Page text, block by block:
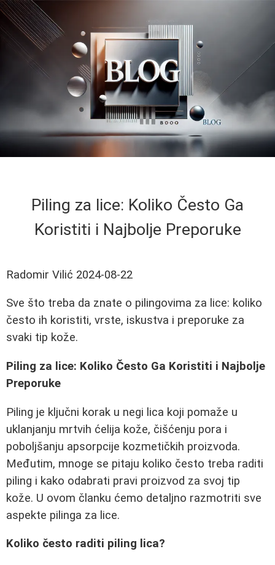
Piling za lice: Koliko Često Ga
Koristiti i Najbolje Preporuke
Radomir Vilić 2024-08-22
Sve što treba da znate o pilingovima za lice: koliko
često ih koristiti, vrste, iskustva i preporuke za
svaki tip kože.
Piling za lice: Koliko Često Ga Koristiti i Najbolje
Preporuke
Piling je ključni korak u negi lica koji pomaže u
uklanjanju mrtvih ćelija kože, čišćenju pora i
poboljšanju apsorpcije kozmetičkih proizvoda.
Međutim, mnoge se pitaju koliko često treba raditi
piling i kako odabrati pravi proizvod za svoj tip
kože. U ovom članku ćemo detaljno razmotriti sve
aspekte pilinga za lice.
Koliko često raditi piling lica?